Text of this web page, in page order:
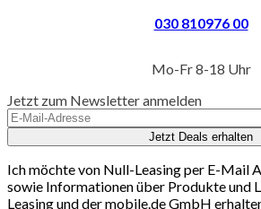
030 810976 00
Mo-Fr 8-18 Uhr
Jetzt zum Newsletter anmelden
Jetzt Deals erhalten
Ich möchte von Null-Leasing per E-Mail
sowie Informationen über Produkte und
Leasing und der mobile.de GmbH